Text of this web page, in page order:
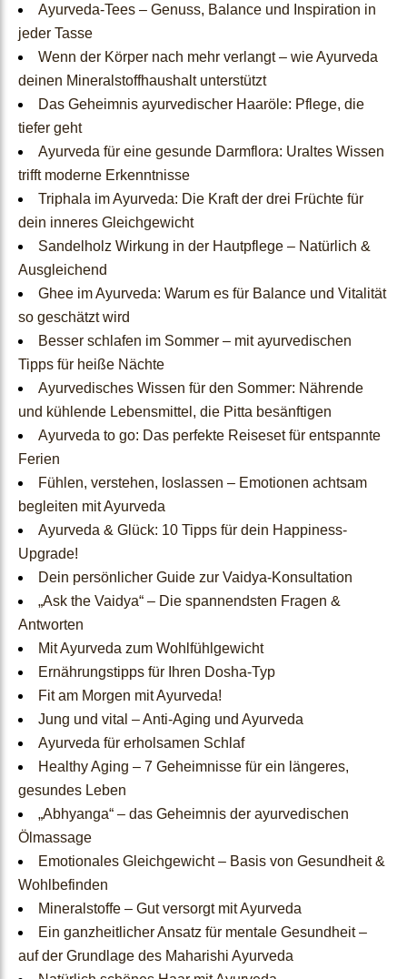
ebot
Mundhygiene
Ayurvedische Duft- und Kr
äuteröle
Ayurveda nach Jahreszeite
n
Ayurveda nach Dosha-Typ
Ayurvedische Geschenkid
een
Us
About Us
Unsere Reise
Qualität
Ökologisches
Verständnis
Dosha-Test
Ayurveda-Tees – Genuss, Balance und Inspiration in
jeder Tasse
Wenn der Körper nach mehr verlangt – wie Ayurveda
deinen Mineralstoffhaushalt unterstützt
Das Geheimnis ayurvedischer Haaröle: Pflege, die
tiefer geht
Ayurveda für eine gesunde Darmflora: Uraltes Wissen
trifft moderne Erkenntnisse
Triphala im Ayurveda: Die Kraft der drei Früchte für
dein inneres Gleichgewicht
Sandelholz Wirkung in der Hautpflege – Natürlich &
Ausgleichend
Ghee im Ayurveda: Warum es für Balance und Vitalität
so geschätzt wird
Besser schlafen im Sommer – mit ayurvedischen
Tipps für heiße Nächte​
und kühlende Lebensmittel, die Pitta besänftigen
Ayurveda to go: Das perfekte Reiseset für entspannte
Ferien
Fühlen, verstehen, loslassen – Emotionen achtsam
begleiten mit Ayurveda
Ayurveda & Glück: 10 Tipps für dein Happiness-
Upgrade!
Dein persönlicher Guide zur Vaidya-Konsultation
„Ask the Vaidya“ – Die spannendsten Fragen &
Antworten
Mit Ayurveda zum Wohlfühlgewicht
Ernährungstipps für Ihren Dosha-Typ
Fit am Morgen mit Ayurveda!
Jung und vital – Anti-Aging und Ayurveda
Ayurveda für erholsamen Schlaf
Healthy Aging – 7 Geheimnisse für ein längeres,
gesundes Leben
„Abhyanga“ – das Geheimnis der ayurvedischen
Ölmassage
Emotionales Gleichgewicht – Basis von Gesundheit &
Wohlbefinden
Mineralstoffe – Gut versorgt mit Ayurveda
Ein ganzheitlicher Ansatz für mentale Gesundheit –
auf der Grundlage des Maharishi Ayurveda